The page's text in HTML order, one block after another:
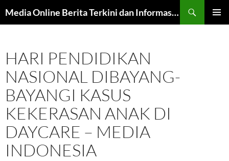
ke
Media Online Berita Terkini dan Informasi Harian
HARI PENDIDIKAN
NASIONAL DIBAYANG-
BAYANGI KASUS
KEKERASAN ANAK DI
DAYCARE – MEDIA
INDONESIA